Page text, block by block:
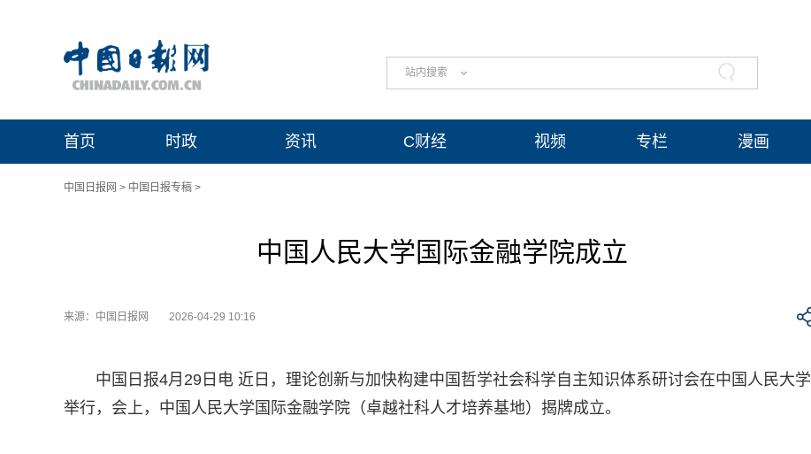
站内搜索
首页 时政 资讯 C财经 视频 专栏 漫画
中国日报网 > 中国日报专稿 >
中国人民大学国际金融学院成立
来源：中国日报网 2026-04-29 10:16
中国日报4月29日电 近日，理论创新与加快构建中国哲学社会科学自主知识体系研讨会在中国人民大学
举行，会上，中国人民大学国际金融学院（卓越社科人才培养基地）揭牌成立。